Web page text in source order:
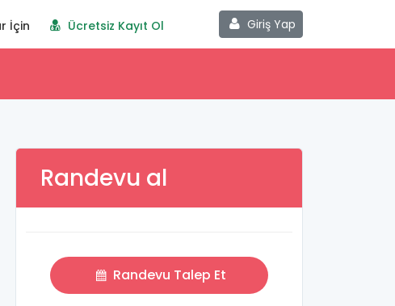
Giriş Yap
İçin Ücretsiz Kayıt Ol
Randevu al
Randevu Talep Et